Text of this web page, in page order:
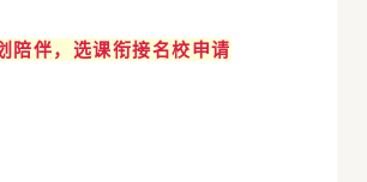
陪伴，选课衔接名校申请